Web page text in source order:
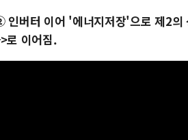
인버터 이어 '에너지저장'으로 제2
로 이어짐.